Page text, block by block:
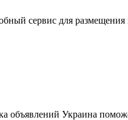
сервис для
объявлений Украина